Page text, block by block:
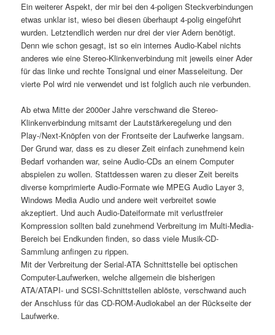
Ein weiterer Aspekt, der mir bei den 4-poligen Steckverbindungen
etwas unklar ist, wieso bei diesen überhaupt 4-polig eingeführt
wurden. Letztendlich werden nur drei der vier Adern benötigt.
Denn wie schon gesagt, ist so ein internes Audio-Kabel nichts
anderes wie eine Stereo-Klinkenverbindung mit jeweils einer Ader
für das linke und rechte Tonsignal und einer Masseleitung. Der
vierte Pol wird nie verwendet und ist folglich auch nie verbunden.
Ab etwa Mitte der 2000er Jahre verschwand die Stereo-
Klinkenverbindung mitsamt der Lautstärkeregelung und den
Play-/Next-Knöpfen von der Frontseite der Laufwerke langsam.
Der Grund war, dass es zu dieser Zeit einfach zunehmend kein
Bedarf vorhanden war, seine Audio-CDs an einem Computer
abspielen zu wollen. Stattdessen waren zu dieser Zeit bereits
diverse komprimierte Audio-Formate wie MPEG Audio Layer 3,
Windows Media Audio und andere weit verbreitet sowie
akzeptiert. Und auch Audio-Dateiformate mit verlustfreier
Kompression sollten bald zunehmend Verbreitung im Multi-Media-
Bereich bei Endkunden finden, so dass viele Musik-CD-
Sammlung anfingen zu rippen.
Mit der Verbreitung der Serial-ATA Schnittstelle bei optischen
Computer-Laufwerken, welche allgemein die bisherigen
ATA/ATAPI- und SCSI-Schnittstellen ablöste, verschwand auch
der Anschluss für das CD-ROM-Audiokabel an der Rückseite der
Laufwerke.